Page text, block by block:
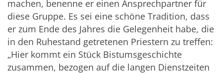
machen, benenne er einen Ansprechpartner für
diese Gruppe. Es sei eine schöne Tradition, dass
er zum Ende des Jahres die Gelegenheit habe, die
in den Ruhestand getretenen Priestern zu treffen:
„Hier kommt ein Stück Bistumsgeschichte
zusammen, bezogen auf die langen Dienstzeiten